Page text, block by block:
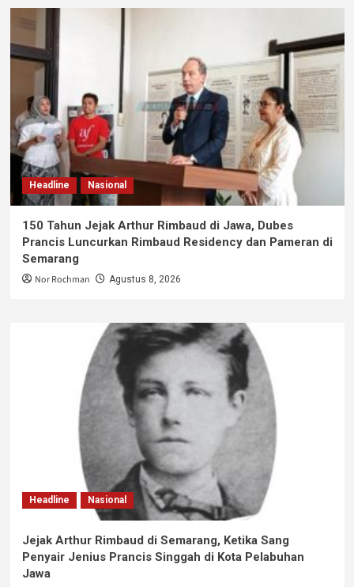
Headline Nasional
150 Tahun Jejak Arthur Rimbaud di Jawa, Dubes
Prancis Luncurkan Rimbaud Residency dan Pameran di
Semarang
Nor Rochman Agustus 8, 2026
Headline Nasional
Jejak Arthur Rimbaud di Semarang, Ketika Sang
Penyair Jenius Prancis Singgah di Kota Pelabuhan
Jawa